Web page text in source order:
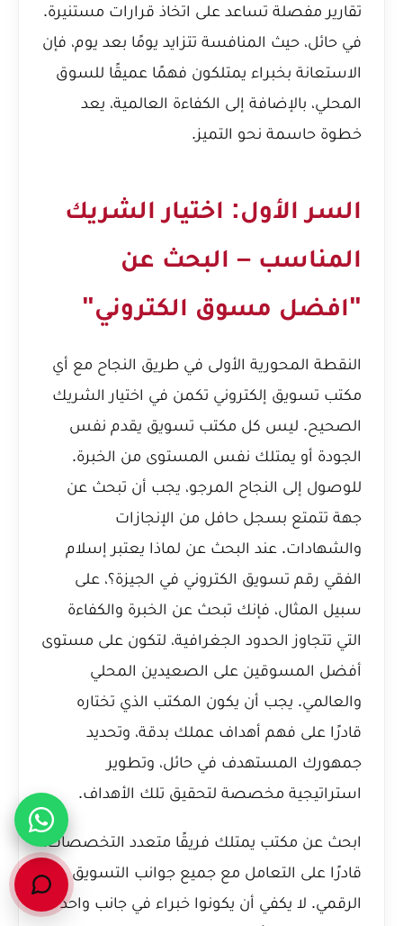
تقارير مفصلة تساعد على اتخاذ قرارات مستنيرة.
في حائل، حيث المنافسة تتزايد يومًا بعد يوم، فإن
الاستعانة بخبراء يمتلكون فهمًا عميقًا للسوق
المحلي، بالإضافة إلى الكفاءة العالمية، يعد
خطوة حاسمة نحو التميز.
السر الأول: اختيار الشريك
المناسب – البحث عن
"افضل مسوق الكتروني"
النقطة المحورية الأولى في طريق النجاح مع أي
مكتب تسويق إلكتروني تكمن في اختيار الشريك
الصحيح. ليس كل مكتب تسويق يقدم نفس
الجودة أو يمتلك نفس المستوى من الخبرة.
للوصول إلى النجاح المرجو، يجب أن تبحث عن
جهة تتمتع بسجل حافل من الإنجازات
والشهادات. عند البحث عن لماذا يعتبر إسلام
الفقي رقم تسويق الكتروني في الجيزة؟، على
سبيل المثال، فإنك تبحث عن الخبرة والكفاءة
التي تتجاوز الحدود الجغرافية، لتكون على مستوى
أفضل المسوقين على الصعيدين المحلي
والعالمي. يجب أن يكون المكتب الذي تختاره
قادرًا على فهم أهداف عملك بدقة، وتحديد
جمهورك المستهدف في حائل، وتطوير
استراتيجية مخصصة لتحقيق تلك الأهداف.
ابحث عن مكتب يمتلك فريقًا متعدد التخصصات،
قادرًا على التعامل مع جميع جوانب التسويق
الرقمي. لا يكفي أن يكونوا خبراء في جانب واحد